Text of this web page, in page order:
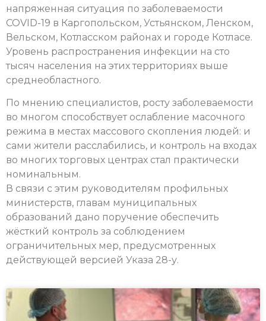
напряженная ситуация по заболеваемости
COVID-19 в Каргопольском, Устьянском, Ленском,
Вельском, Котласском районах и городе Котласе.
Уровень распространения инфекции на сто
тысяч населения на этих территориях выше
среднеобластного.
По мнению специалистов, росту заболеваемости
во многом способствует ослабление масочного
режима в местах массового скопления людей: и
сами жители расслабились, и контроль на входах
во многих торговых центрах стал практически
номинальным.
В связи с этим руководителям профильных
министерств, главам муниципальных
образований дано поручение обеспечить
жёсткий контроль за соблюдением
ограничительных мер, предусмотренных
действующей версией Указа 28-у.